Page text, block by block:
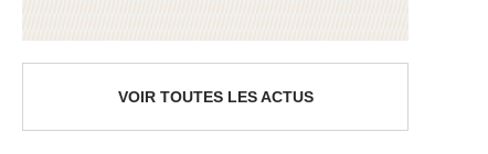
VOIR TOUTES LES ACTUS